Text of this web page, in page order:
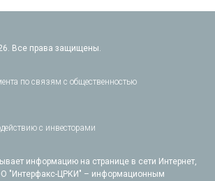
Все права защищены.
по связям с общественностью
с инвесторами
информацию на странице в сети Интернет,
"Интерфакс-ЦРКИ" – информационным